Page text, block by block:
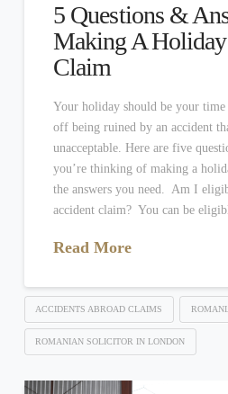
5 Questions &
Making A
Claim
Your holiday should be your
off being ruined by an accident
unacceptable. Here are five
you’re thinking of making a
the answers you need. Am I
accident claim? You can be
Read More
ACCIDENTS ABROAD CLAIMS
ROMANIAN SOLICITOR IN LONDON